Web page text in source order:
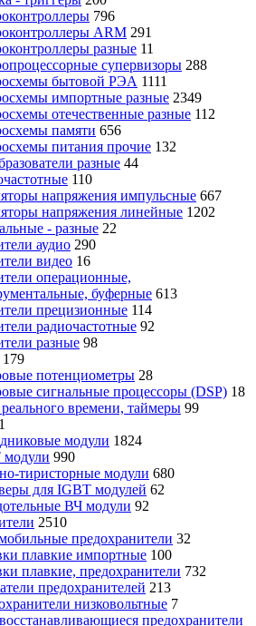
796
ARM 291
разные 11
супервизоры 288
бытовой РЭА 1111
импортные разные 2349
отечественные разные 112
памяти 656
питания прочие 132
разные 44
110
напряжения импульсные 667
напряжения линейные 1202
- разные 22
аудио 290
видео 16
операционные,
буферные 613
прецизионные 114
радиочастотные 92
разные 98
179
потенциометры 28
сигнальные процессоры (DSP) 18
времени, таймеры 99
1
модули 1824
990
тиристорные модули 680
для IGBT модулей 62
ВЧ модули 92
2510
предохранители 32
плавкие импортные 100
плавкие, предохранители 732
предохранителей 213
низковольтные 7
предохранители